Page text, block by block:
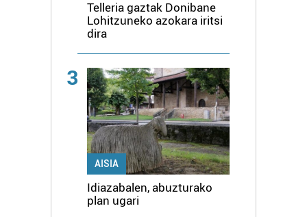
Telleria gaztak Donibane
Lohitzuneko azokara iritsi
dira
3
AISIA
Idiazabalen, abuzturako
plan ugari